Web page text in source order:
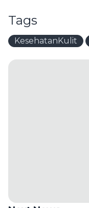
Tags
KesehatanKulit